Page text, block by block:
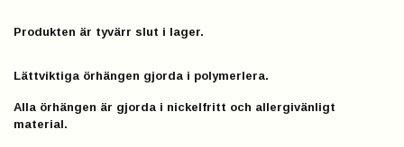
Produkten är tyvärr slut i lager.
Lättviktiga örhängen gjorda i polymerlera.
Alla örhängen är gjorda i nickelfritt och allergivänligt
material.